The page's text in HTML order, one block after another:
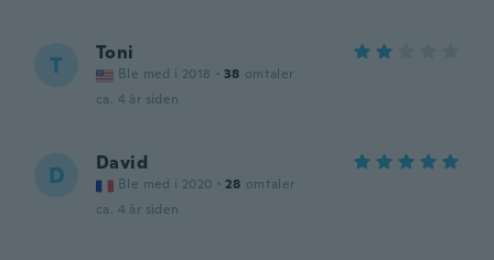
T Toni
Ble med i 2018 · 38 omtaler
ca. 4 år siden
D David
Ble med i 2020 · 28 omtaler
ca. 4 år siden